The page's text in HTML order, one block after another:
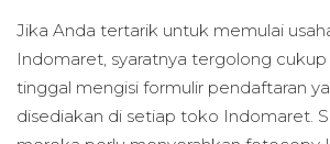
Jika Anda tertarik untuk memulai
Indomaret, syaratnya tergolong
tinggal mengisi formulir pendaftaran
disediakan di setiap toko Indomaret.